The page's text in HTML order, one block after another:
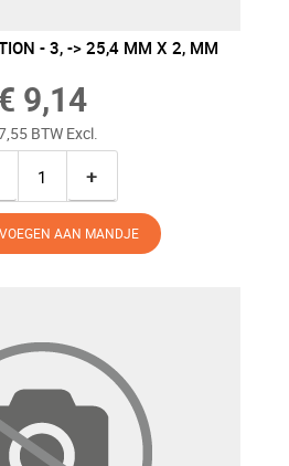
- 3, -> 25,4 MM X 2, MM
9,14
BTW Excl.
+
AAN MANDJE